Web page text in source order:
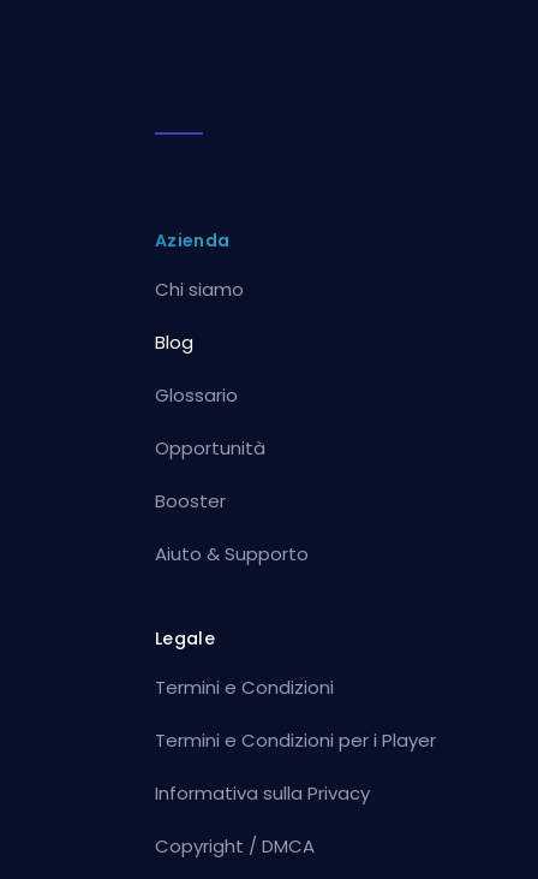
Azienda
Chi siamo
Blog
Glossario
Opportunità
Booster
Aiuto & Supporto
Legale
Termini e Condizioni
Termini e Condizioni per i Player
Informativa sulla Privacy
Copyright / DMCA